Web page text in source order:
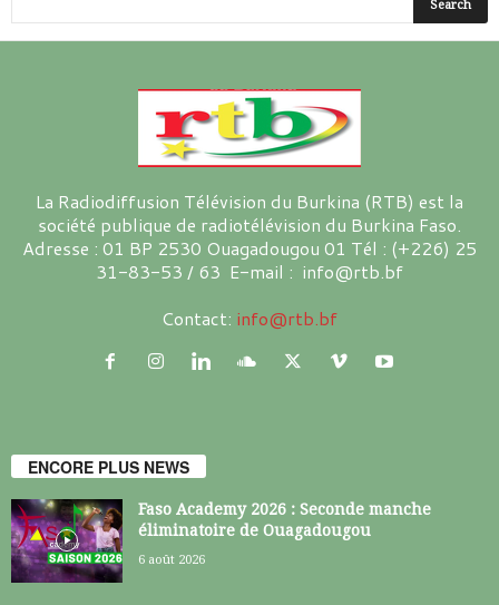
La Radiodiffusion Télévision du Burkina (RTB) est la
société publique de radiotélévision du Burkina Faso.
Adresse : 01 BP 2530 Ouagadougou 01 Tél : (+226) 25
31-83-53 / 63 E-mail : info@rtb.bf
Contact: info@rtb.bf
ENCORE PLUS NEWS
Faso Academy 2026 : Seconde manche
éliminatoire de Ouagadougou
6 août 2026